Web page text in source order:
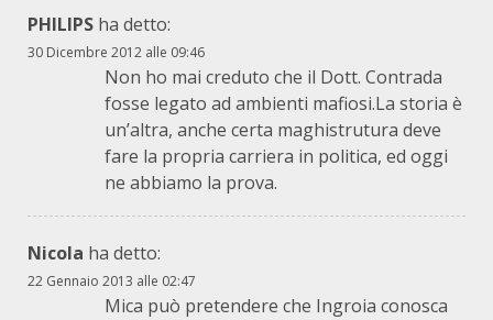
PHILIPS ha detto:
30 Dicembre 2012 alle 09:46
Non ho mai creduto che il Dott. Contrada
fosse legato ad ambienti mafiosi.La storia è
un’altra, anche certa maghistrutura deve
fare la propria carriera in politica, ed oggi
ne abbiamo la prova.
Nicola ha detto:
22 Gennaio 2013 alle 02:47
Mica può pretendere che Ingroia conosca